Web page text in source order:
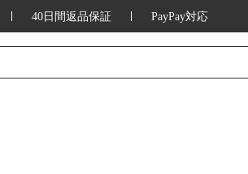
40日間返品保証 PayPay対応